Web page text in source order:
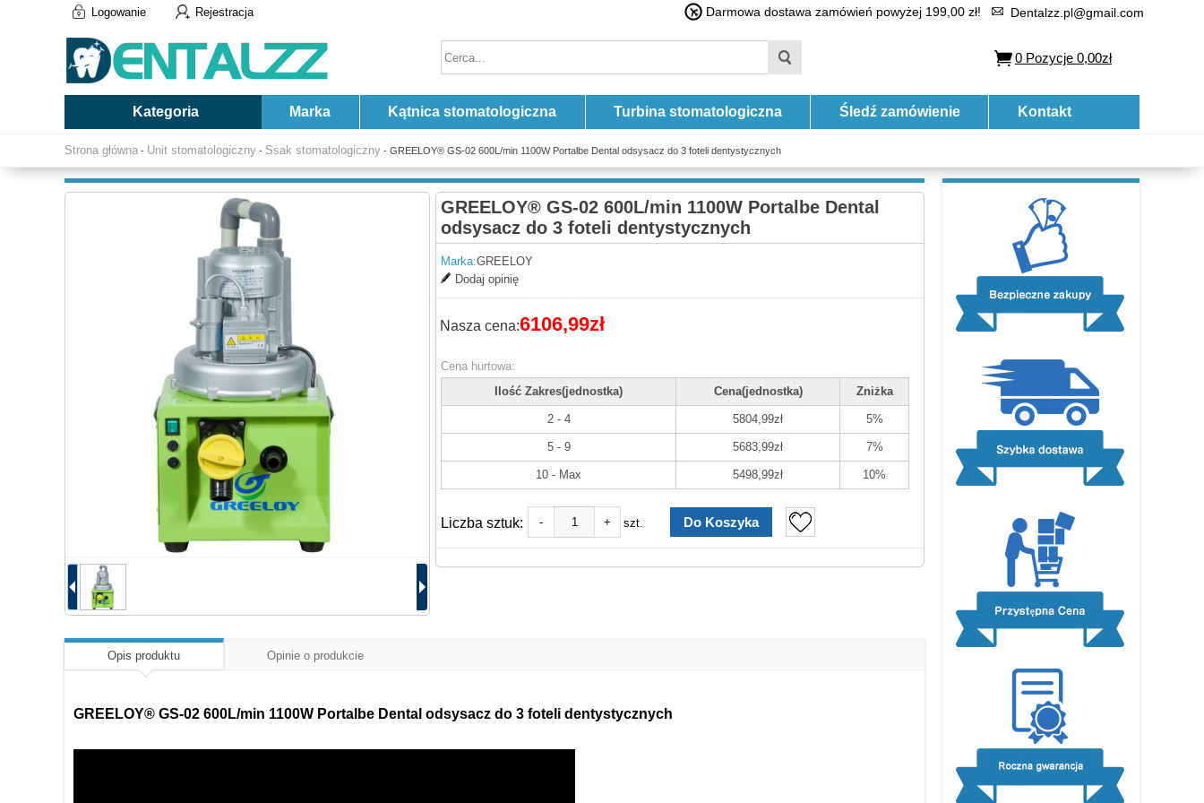
Logowanie Rejestracja Darmowa dostawa zamówień powyżej 199,00 zł! Dentalzz.pl@gmail.com
0 Pozycje 0,00zł
Kategoria Marka Kątnica stomatologiczna Turbina stomatologiczna Śledź zamówienie Kontakt
Strona główna - Unit stomatologiczny - Ssak stomatologiczny - GREELOY® GS-02 600L/min 1100W Portalbe Dental odsysacz do 3 foteli dentystycznych
GREELOY® GS-02 600L/min 1100W Portalbe Dental
odsysacz do 3 foteli dentystycznych
Marka:GREELOY
Dodaj opinię
Nasza cena:6106,99zł
Cena hurtowa:
Ilość Zakres(jednostka)
Cena(jednostka) Zniżka
2 - 4 5804,99zł 5%
5 - 9 5683,99zł 7%
10 - Max 5498,99zł 10%
Liczba sztuk: - + szt.
Opis produktu Opinie o produkcie
GREELOY® GS-02 600L/min 1100W Portalbe Dental odsysacz do 3 foteli dentystycznych